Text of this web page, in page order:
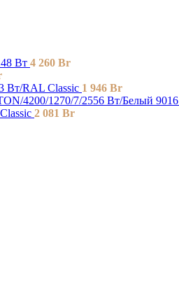
Вт 4 260 Br
Вт/RAL Classic 1 946 Br
4200/1270/7/2556 Вт/Белый 9016
2 081 Br